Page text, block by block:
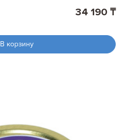
34 190 ₸
В корзину